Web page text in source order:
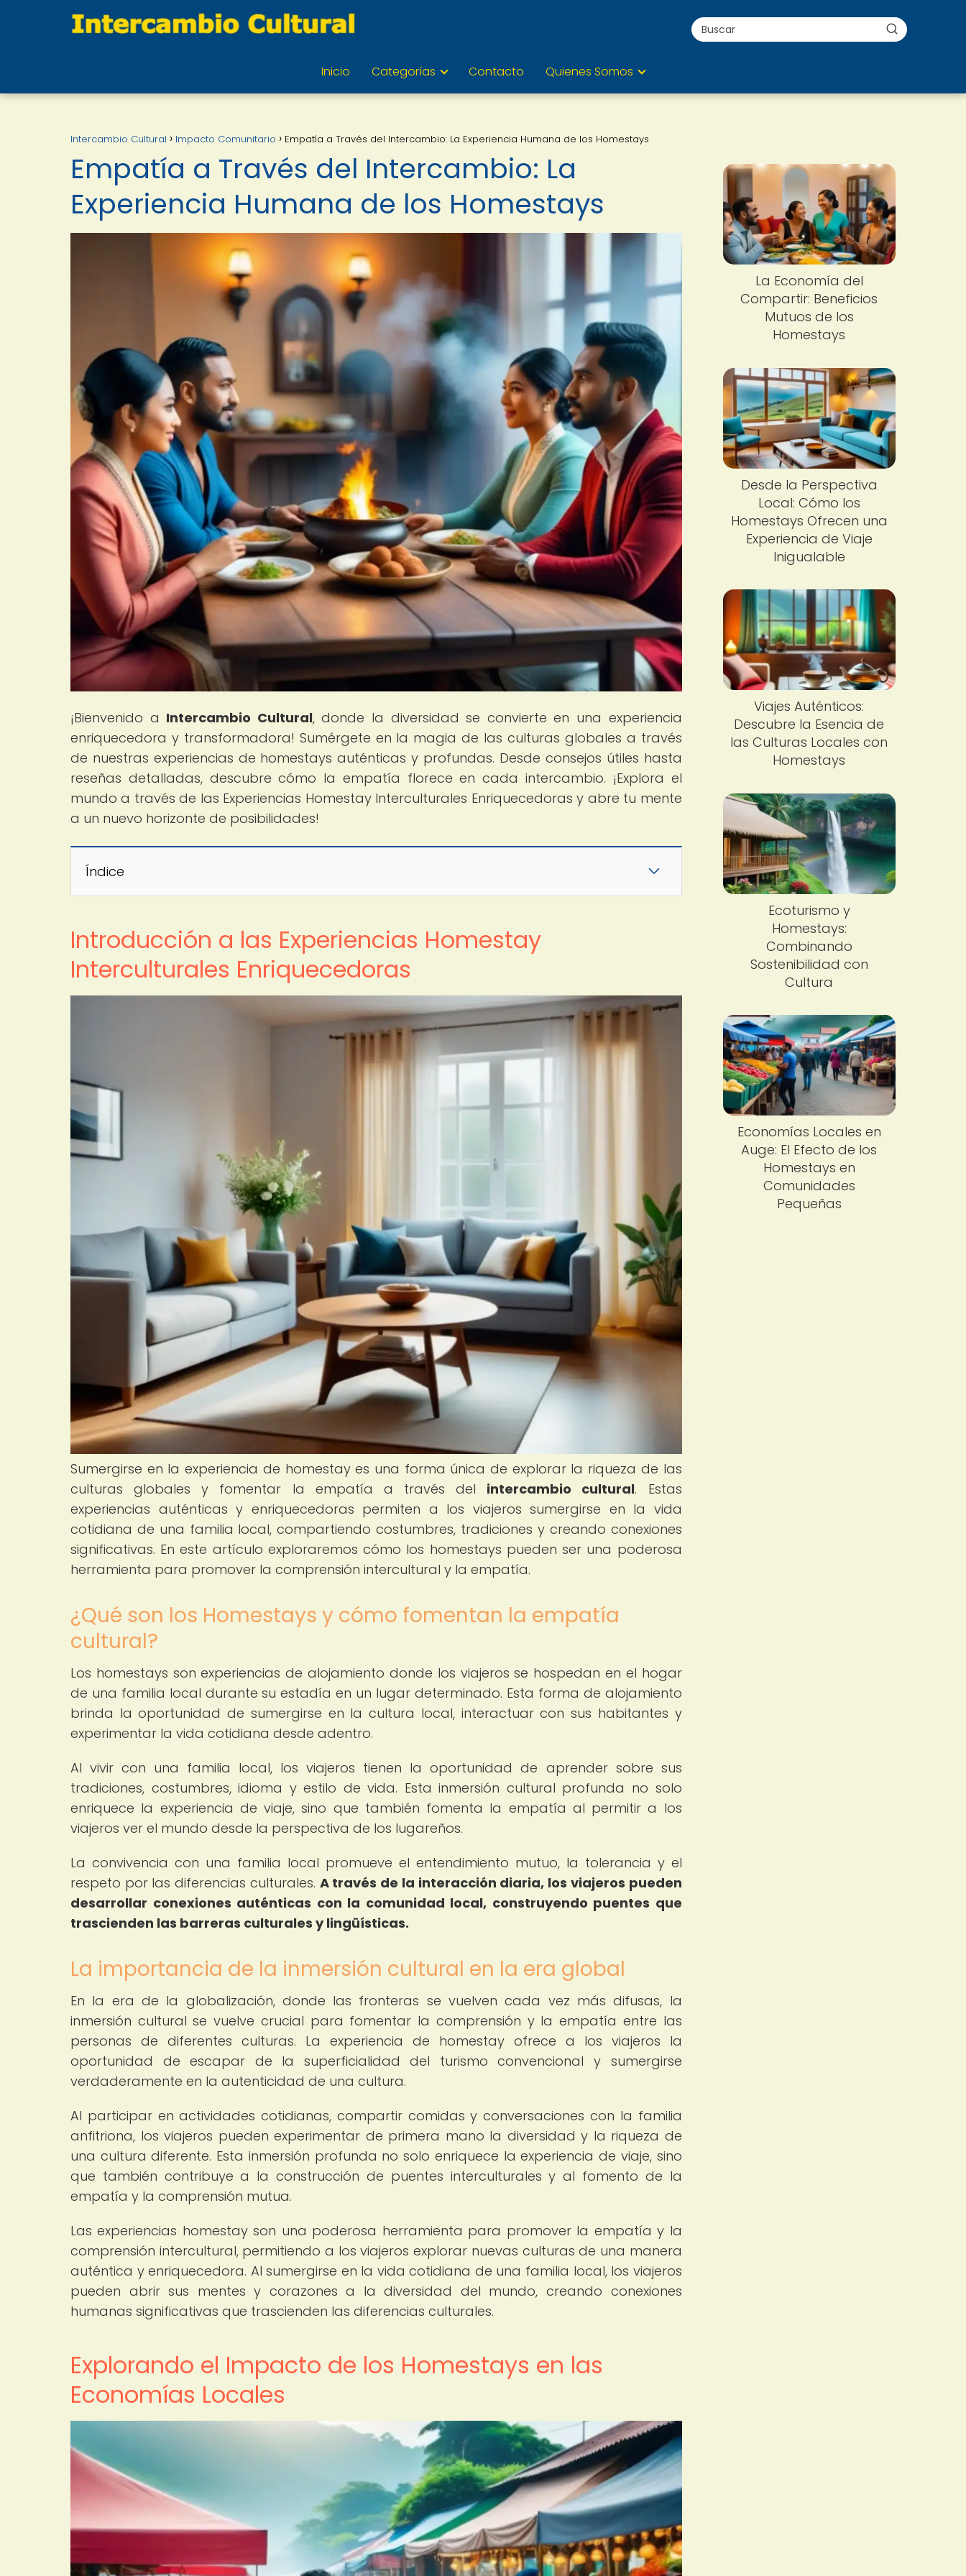
Inicio Categorías Contacto Quienes Somos
Intercambio Cultural Impacto Comunitario Empatía a Través del Intercambio: La Experiencia Humana de los Homestays
Empatía a Través del Intercambio: La
Experiencia Humana de los Homestays
¡Bienvenido a Intercambio Cultural, donde la diversidad se convierte en una experiencia
enriquecedora y transformadora! Sumérgete en la magia de las culturas globales a través
de nuestras experiencias de homestays auténticas y profundas. Desde consejos útiles hasta
reseñas detalladas, descubre cómo la empatía florece en cada intercambio. ¡Explora el
mundo a través de las Experiencias Homestay Interculturales Enriquecedoras y abre tu mente
a un nuevo horizonte de posibilidades!
Índice
Introducción a las Experiencias Homestay
Interculturales Enriquecedoras
Sumergirse en la experiencia de homestay es una forma única de explorar la riqueza de las
culturas globales y fomentar la empatía a través del intercambio cultural. Estas
experiencias auténticas y enriquecedoras permiten a los viajeros sumergirse en la vida
cotidiana de una familia local, compartiendo costumbres, tradiciones y creando conexiones
significativas. En este artículo exploraremos cómo los homestays pueden ser una poderosa
herramienta para promover la comprensión intercultural y la empatía.
¿Qué son los Homestays y cómo fomentan la empatía
cultural?
Los homestays son experiencias de alojamiento donde los viajeros se hospedan en el hogar
de una familia local durante su estadía en un lugar determinado. Esta forma de alojamiento
brinda la oportunidad de sumergirse en la cultura local, interactuar con sus habitantes y
experimentar la vida cotidiana desde adentro.
Al vivir con una familia local, los viajeros tienen la oportunidad de aprender sobre sus
tradiciones, costumbres, idioma y estilo de vida. Esta inmersión cultural profunda no solo
enriquece la experiencia de viaje, sino que también fomenta la empatía al permitir a los
viajeros ver el mundo desde la perspectiva de los lugareños.
La convivencia con una familia local promueve el entendimiento mutuo, la tolerancia y el
respeto por las diferencias culturales. A través de la interacción diaria, los viajeros pueden
desarrollar conexiones auténticas con la comunidad local, construyendo puentes que
trascienden las barreras culturales y lingüísticas.
La importancia de la inmersión cultural en la era global
En la era de la globalización, donde las fronteras se vuelven cada vez más difusas, la
inmersión cultural se vuelve crucial para fomentar la comprensión y la empatía entre las
personas de diferentes culturas. La experiencia de homestay ofrece a los viajeros la
oportunidad de escapar de la superficialidad del turismo convencional y sumergirse
verdaderamente en la autenticidad de una cultura.
Al participar en actividades cotidianas, compartir comidas y conversaciones con la familia
anfitriona, los viajeros pueden experimentar de primera mano la diversidad y la riqueza de
una cultura diferente. Esta inmersión profunda no solo enriquece la experiencia de viaje, sino
que también contribuye a la construcción de puentes interculturales y al fomento de la
empatía y la comprensión mutua.
Las experiencias homestay son una poderosa herramienta para promover la empatía y la
comprensión intercultural, permitiendo a los viajeros explorar nuevas culturas de una manera
auténtica y enriquecedora. Al sumergirse en la vida cotidiana de una familia local, los viajeros
pueden abrir sus mentes y corazones a la diversidad del mundo, creando conexiones
humanas significativas que trascienden las diferencias culturales.
Explorando el Impacto de los Homestays en las
Economías Locales
La Economía del
Compartir: Beneficios
Mutuos de los
Homestays
Desde la Perspectiva
Local: Cómo los
Homestays Ofrecen una
Experiencia de Viaje
Inigualable
Viajes Auténticos:
Descubre la Esencia de
las Culturas Locales con
Homestays
Ecoturismo y
Homestays:
Combinando
Sostenibilidad con
Cultura
Economías Locales en
Auge: El Efecto de los
Homestays en
Comunidades
Pequeñas